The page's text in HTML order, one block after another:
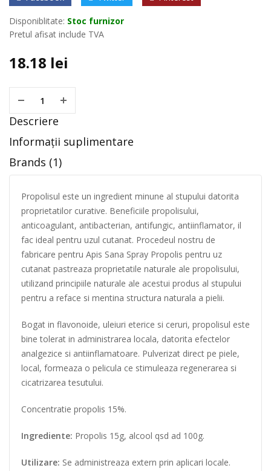
Disponiblitate: Stoc furnizor
Pretul afisat include TVA
18.18 lei
Descriere
Informații suplimentare
Brands (1)
Propolisul este un ingredient minune al stupului datorita
proprietatilor curative. Beneficiile propolisului,
anticoagulant, antibacterian, antifungic, antiinflamator, il
fac ideal pentru uzul cutanat. Procedeul nostru de
fabricare pentru Apis Sana Spray Propolis pentru uz
cutanat pastreaza proprietatile naturale ale propolisului,
utilizand principiile naturale ale acestui produs al stupului
pentru a reface si mentina structura naturala a pielii.
Bogat in flavonoide, uleiuri eterice si ceruri, propolisul este
bine tolerat in administrarea locala, datorita efectelor
analgezice si antiinflamatoare. Pulverizat direct pe piele,
local, formeaza o pelicula ce stimuleaza regenerarea si
cicatrizarea tesutului.
Concentratie propolis 15%.
Ingrediente: Propolis 15g, alcool qsd ad 100g.
Utilizare: Se administreaza extern prin aplicari locale.